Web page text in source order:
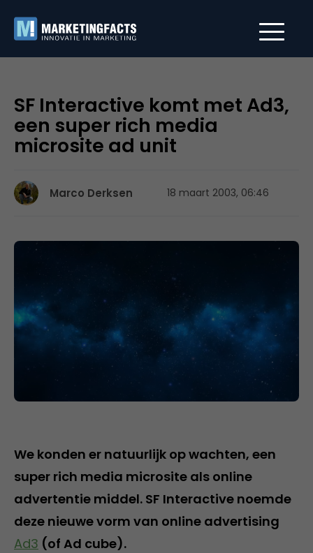
SF Interactive komt met Ad3,
een super rich media
microsite ad unit
Marco Derksen 18 maart 2003, 06:46
We konden er natuurlijk op wachten, een
super rich media microsite als online
advertentie middel. SF Interactive noemde
deze nieuwe vorm van online advertising
Ad3 (of Ad cube).